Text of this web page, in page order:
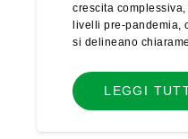
crescita
livelli pre-pandemia,
si delineano
LEGGI